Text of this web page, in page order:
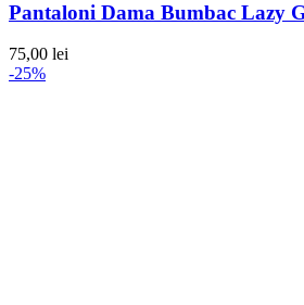
Pantaloni Dama Bumbac Lazy
75,00 lei
-25%